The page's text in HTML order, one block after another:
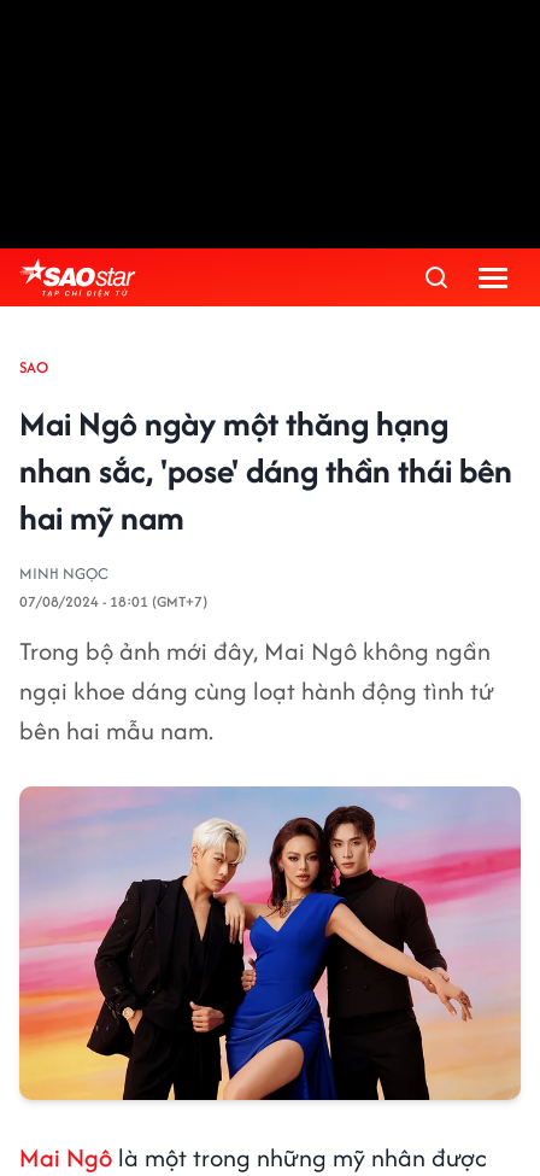
SAO
Mai Ngô ngày một thăng hạng
nhan sắc, 'pose' dáng thần thái bên
hai mỹ nam
MINH NGỌC
07/08/2024 - 18:01 (GMT+7)
Trong bộ ảnh mới đây, Mai Ngô không ngần
ngại khoe dáng cùng loạt hành động tình tứ
bên hai mẫu nam.
Mai Ngô là một trong những mỹ nhân được